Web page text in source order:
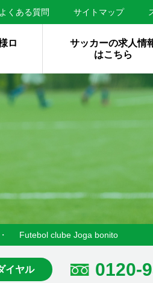
よくある質問 サイトマップ
ロ
サッカーの求人情
はこちら
Futebol clube Joga bonito
イヤル 0120-